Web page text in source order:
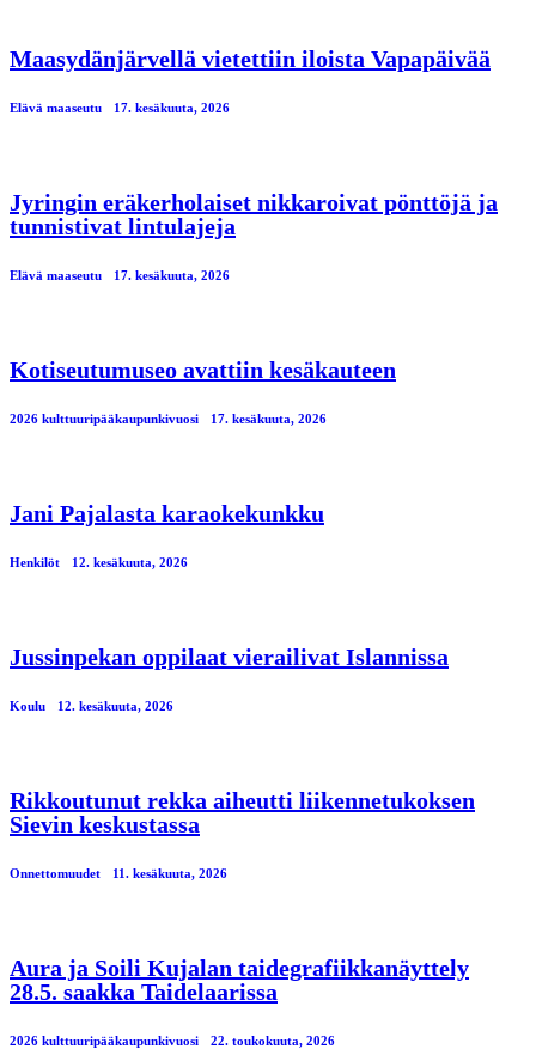
Maasydänjärvellä vietettiin iloista Vapapäivää
Elävä maaseutu 17. kesäkuuta, 2026
Jyringin eräkerholaiset nikkaroivat pönttöjä ja
tunnistivat lintulajeja
Elävä maaseutu 17. kesäkuuta, 2026
Kotiseutumuseo avattiin kesäkauteen
2026 kulttuuripääkaupunkivuosi 17. kesäkuuta, 2026
Jani Pajalasta karaokekunkku
Henkilöt 12. kesäkuuta, 2026
Jussinpekan oppilaat vierailivat Islannissa
Koulu 12. kesäkuuta, 2026
Rikkoutunut rekka aiheutti liikennetukoksen
Sievin keskustassa
Onnettomuudet 11. kesäkuuta, 2026
Aura ja Soili Kujalan taidegrafiikkanäyttely
28.5. saakka Taidelaarissa
2026 kulttuuripääkaupunkivuosi 22. toukokuuta, 2026